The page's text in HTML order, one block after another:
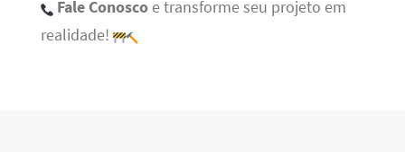
Fale Conoscoe transforme seu projeto em
realidade!